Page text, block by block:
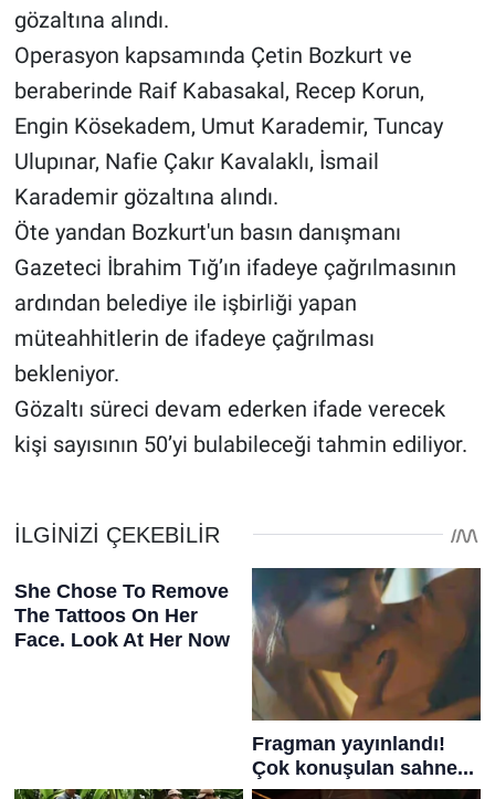
gözaltına alındı.
Operasyon kapsamında Çetin Bozkurt ve
beraberinde Raif Kabasakal, Recep Korun,
Engin Kösekadem, Umut Karademir, Tuncay
Ulupınar, Nafie Çakır Kavalaklı, İsmail
Karademir gözaltına alındı.
Öte yandan Bozkurt'un basın danışmanı
Gazeteci İbrahim Tığ’ın ifadeye çağrılmasının
ardından belediye ile işbirliği yapan
müteahhitlerin de ifadeye çağrılması
bekleniyor.
Gözaltı süreci devam ederken ifade verecek
kişi sayısının 50’yi bulabileceği tahmin ediliyor.